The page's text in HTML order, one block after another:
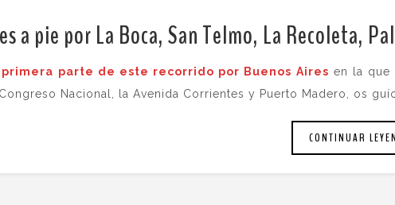
a pie por La Boca, San Telmo, La Recoleta,
primera parte de este recorrido por Buenos Aires en la que
Nacional, la Avenida Corrientes y Puerto Madero, os
CONTINUAR